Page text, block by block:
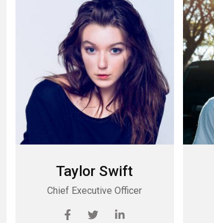
Taylor Swift
Chief Executive Officer